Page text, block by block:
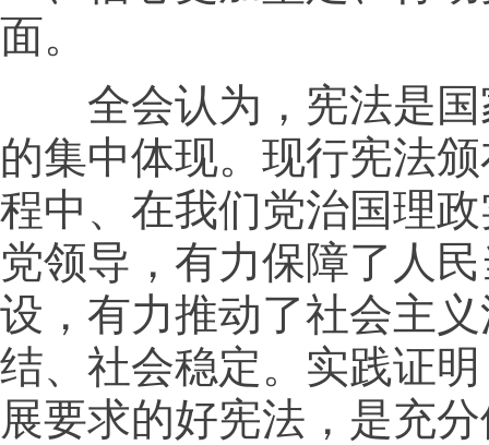
面。
全会认为，宪法是国
的集中体现。现行宪法
程中、在我们党治国理
党领导，有力保障了人
设，有力推动了社会主
结、社会稳定。实践证
展要求的好宪法，是充